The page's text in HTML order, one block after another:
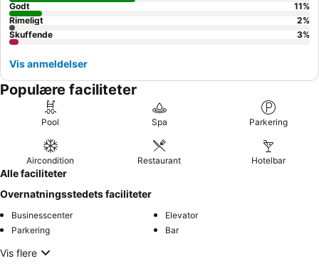
Godt
11%
Rimeligt
2%
Skuffende
3%
Vis anmeldelser
Populære faciliteter
Pool Spa Parkering
Aircondition Restaurant Hotelbar
Alle faciliteter
Overnatningsstedets faciliteter
Businesscenter
Elevator
Parkering
Bar
Vis flere